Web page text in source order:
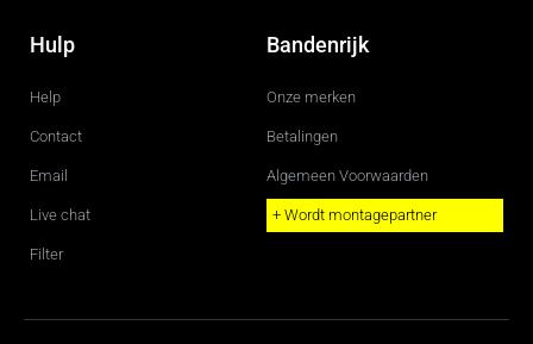
Hulp
Help
Contact
Email
Live chat
Filter
Bandenrijk
Onze merken
Betalingen
Algemeen Voorwaarden
+ Wordt montagepartner